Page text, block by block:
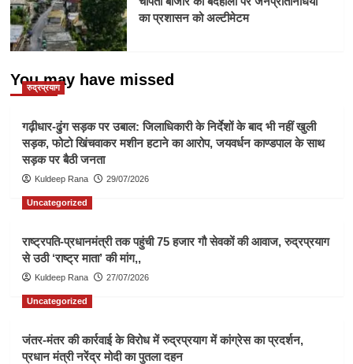
का प्रशासन को अल्टीमेटम
You may have missed
रुद्रप्रयाग
गढ़ीधार-ढुंग सड़क पर उबाल: जिलाधिकारी के निर्देशों के बाद भी नहीं खुली
सड़क, फोटो खिंचवाकर मशीन हटाने का आरोप, जयवर्धन काण्डपाल के साथ
सड़क पर बैठी जनता
Kuldeep Rana 29/07/2026
Uncategorized
राष्ट्रपति-प्रधानमंत्री तक पहुंची 75 हजार गौ सेवकों की आवाज, रुद्रप्रयाग
से उठी ‘राष्ट्र माता’ की मांग,,
Kuldeep Rana 27/07/2026
Uncategorized
जंतर-मंतर की कार्रवाई के विरोध में रुद्रप्रयाग में कांग्रेस का प्रदर्शन,
प्रधान मंत्री नरेंद्र मोदी का पुतला दहन